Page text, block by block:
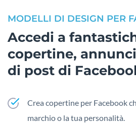
MODELLI DI DESIGN PER
Accedi a
copertine,
di post di
Crea copertine per Facebook
marchio o la tua personalità.